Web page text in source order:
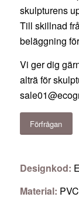
skulpturens
Till skillnad
beläggning
Vi ger dig
alträ för
Förfrågan
Designkod:
Material: PVC